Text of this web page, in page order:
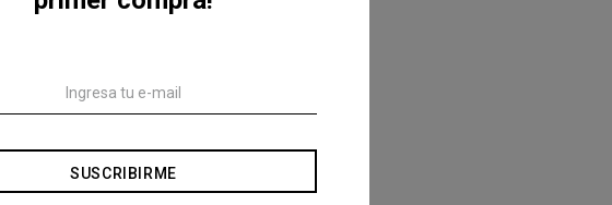
SUSCRIBIRME